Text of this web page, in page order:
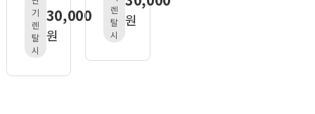
기
렌
탈
시
30,000
원
렌
탈
시
원